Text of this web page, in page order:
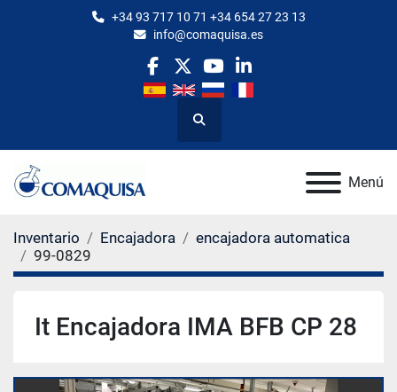
+34 93 717 10 71 +34 654 27 23 13
info@comaquisa.es
facebook
twitteryoutubelinkedin
Buscar
Menú
Inventario Encajadora
encajadora automatica
99-0829
It Encajadora IMA BFB CP 28